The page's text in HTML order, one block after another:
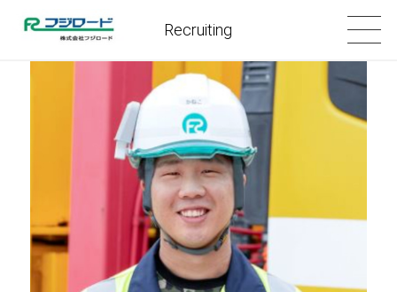
Recruiting